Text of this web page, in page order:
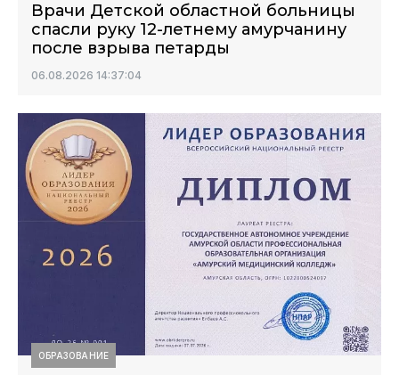
Врачи Детской областной больницы
спасли руку 12-летнему амурчанину
после взрыва петарды
06.08.2026 14:37:04
ОБРАЗОВАНИЕ